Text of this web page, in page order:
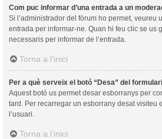
Com puc informar d’una entrada a un
Si l’administrador del fòrum ho permet, veureu
entrada per informar-ne. Quan hi feu clic se us
necessaris per informar de l’entrada.
Torna a l’inici
Per a què serveix el botó “Desa” del
Aquest botó us permet desar esborranys per
tard. Per recarregar un esborrany desat visiteu
l’usuari.
Torna a l’inici